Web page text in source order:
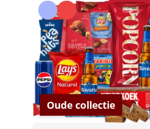
Oude collectie